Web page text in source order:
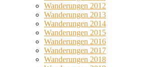
Wanderungen 2012
Wanderungen 2013
Wanderungen 2014
Wanderungen 2015
Wanderungen 2016
Wanderungen 2017
Wanderungen 2018